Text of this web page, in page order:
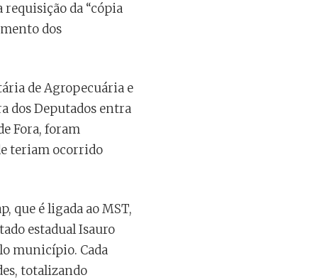
requisição da “cópia
dos
de Agropecuária e
dos Deputados entra
Fora, foram
teriam ocorrido
que é ligada ao MST,
estadual Isauro
município. Cada
totalizando